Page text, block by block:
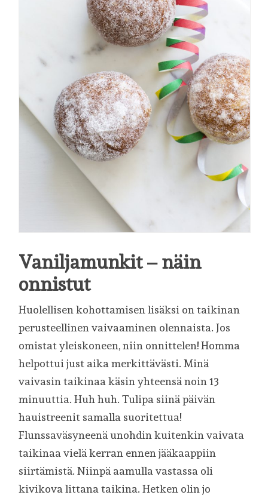
Vaniljamunkit – näin
onnistut
Huolellisen kohottamisen lisäksi on taikinan
perusteellinen vaivaaminen olennaista. Jos
omistat yleiskoneen, niin onnittelen! Homma
helpottui just aika merkittävästi. Minä
vaivasin taikinaa käsin yhteensä noin 13
minuuttia. Huh huh. Tulipa siinä päivän
hauistreenit samalla suoritettua!
Flunssaväsyneenä unohdin kuitenkin vaivata
taikinaa vielä kerran ennen jääkaappiin
siirtämistä. Niinpä aamulla vastassa oli
kivikova littana taikina. Hetken olin jo